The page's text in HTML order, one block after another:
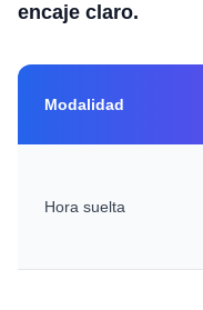
encaje claro.
Modalidad
Hora suelta